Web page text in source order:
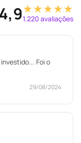
4,9★★★★★
1.220 avaliações
Foi o
29/08/2024